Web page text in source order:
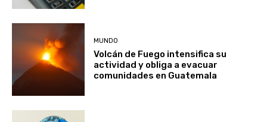
MUNDO
Volcán de Fuego intensifica su
actividad y obliga a evacuar
comunidades en Guatemala